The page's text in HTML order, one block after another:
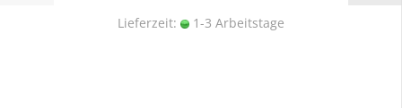
Lieferzeit: 1-3 Arbeitstage